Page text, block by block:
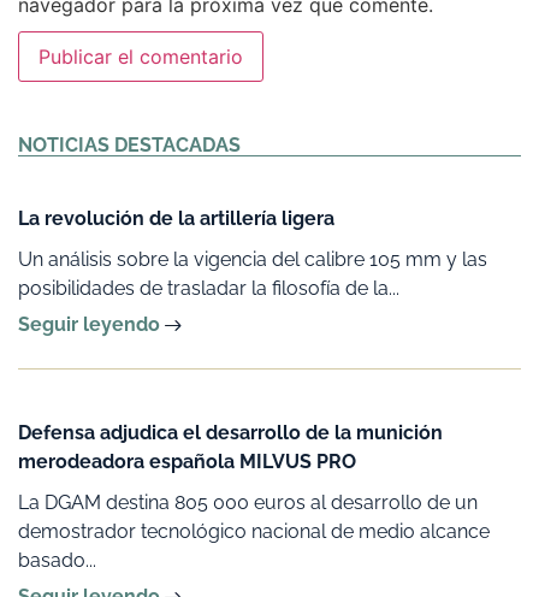
NOTICIAS DESTACADAS
La revolución de la artillería ligera
Un análisis sobre la vigencia del calibre 105 mm y las
posibilidades de trasladar la filosofía de la...
Seguir leyendo
Defensa adjudica el desarrollo de la munición
merodeadora española MILVUS PRO
La DGAM destina 805 000 euros al desarrollo de un
demostrador tecnológico nacional de medio alcance
basado...